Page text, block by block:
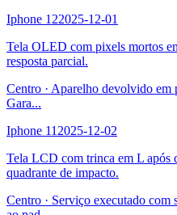
Iphone 122025-12-01
Tela OLED com pixels mortos
resposta parcial.
Centro · Aparelho devolvido em
Gara...
Iphone 11 2025-12-02
Tela LCD com trinca em L após
quadrante de impacto.
Centro · Serviço executado com